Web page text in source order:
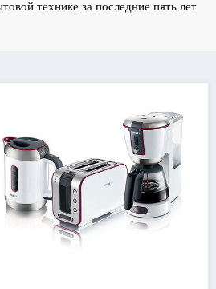
технике за последние пять лет